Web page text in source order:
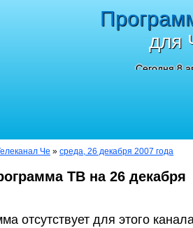
для
Сегодня 8
Че » среда, 26 декабря 2007 года
ТВ на 26 декабря
отсутствует для этого